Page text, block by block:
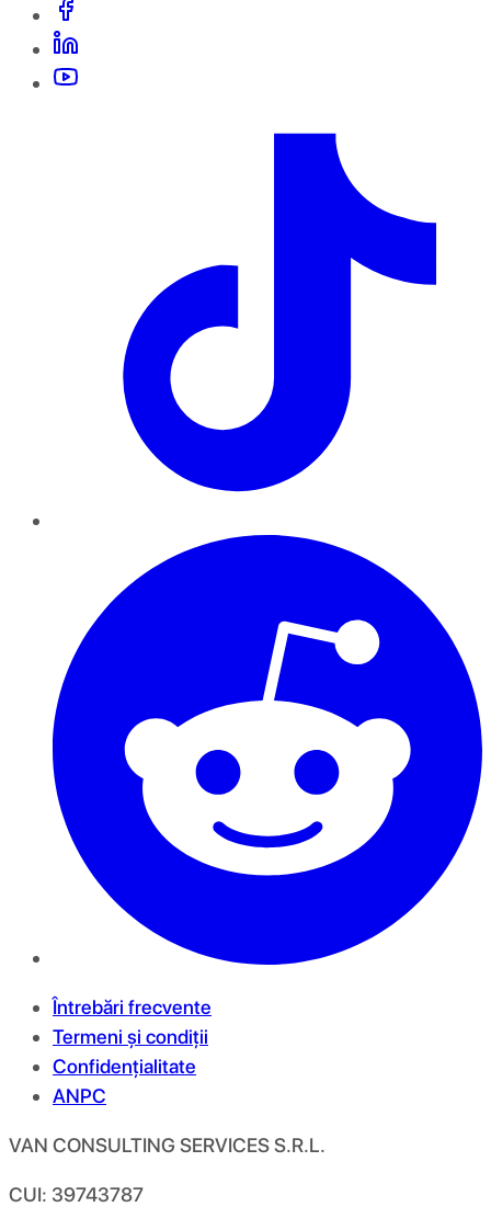
Întrebări frecvente
Termeni și condiții
Confidențialitate
ANPC
VAN CONSULTING SERVICES S.R.L.
CUI: 39743787